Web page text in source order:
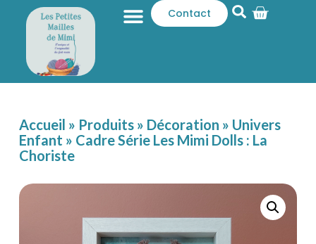
Contact
Accueil » Produits» Décoration » Univers
Enfant » Cadre Série Les Mimi Dolls : La
Choriste